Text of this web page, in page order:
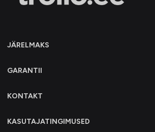
JÄRELMAKS
GARANTII
KONTAKT
KASUTAJATINGIMUSED